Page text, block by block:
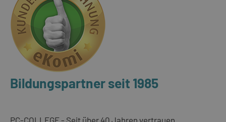
Bildungspartner seit 1985
PC-COLLEGE - Seit über 40 Jahren vertrauen